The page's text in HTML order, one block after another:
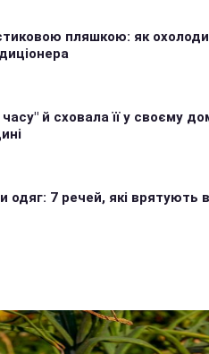
пляшкою: як
й сховала її у своєму
одяг: 7 речей, які врятують